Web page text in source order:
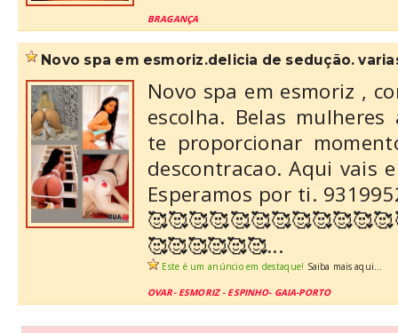
BRAGANÇA
novo spa em esmoriz.delicia de sedução.
Novo spa em esmoriz ,
escolha. Belas
te proporcionar
descontracao. Aqui vais
Esperamos por ti.
🥰🥰🥰🥰🥰🥰...
Este é um anúncio em destaque! Saiba mais aqui...
OVAR- ESMORIZ - ESPINHO- GAIA-PORTO